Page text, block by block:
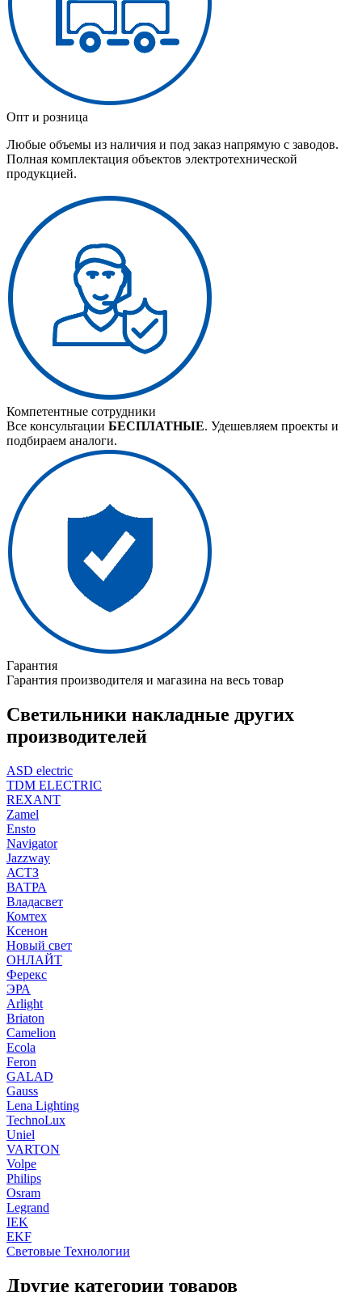
Опт и розница
Любые объемы из наличия и под заказ напрямую с заводов.
Полная комплектация объектов электротехнической
продукцией.
Компетентные сотрудники
Все консультации БЕСПЛАТНЫЕ. Удешевляем проекты и
подбираем аналоги.
Гарантия
Гарантия производителя и магазина на весь товар
Светильники накладные других
производителей
ASD electric
TDM ELECTRIC
REXANT
Zamel
Ensto
Navigator
Jazzway
АСТЗ
ВАТРА
Владасвет
Комтех
Ксенон
Новый свет
ОНЛАЙТ
Ферекс
ЭРА
Arlight
Briaton
Camelion
Ecola
Feron
GALAD
Gauss
Lena Lighting
TechnoLux
Uniel
VARTON
Volpe
Philips
Osram
Legrand
IEK
EKF
Световые Технологии
Другие категории товаров